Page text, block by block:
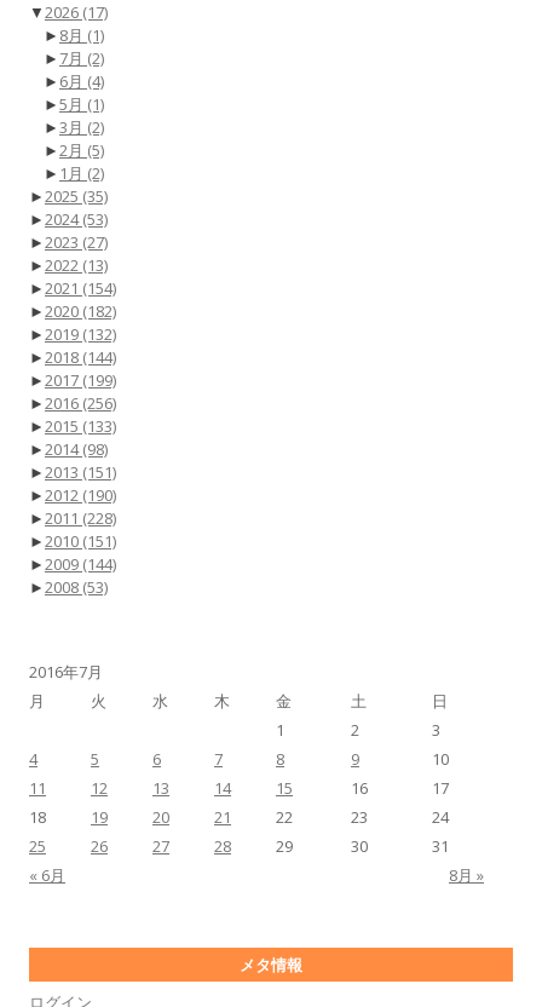
▼2026 (17)
► 8月 (1)
► 7月 (2)
► 6月 (4)
►5月 (1)
►3月 (2)
►2月 (5)
► 1月 (2)
►2025 (35)
►2024(53)
►2023 (27)
►2022 (13)
►2021 (154)
►2020 (182)
►2019 (132)
►2018 (144)
►2017 (199)
►2016 (256)
►2015 (133)
►2014(98)
►2013 (151)
►2012 (190)
►2011 (228)
►2010 (151)
►2009 (144)
►2008 (53)
2016年7月
月
火 水 木 金 土 日
« 6月 8月 »
1 2
3
4
5 6 7 8 9
10
11
12 13 14 15 16
17
18
19 20 21 22 23
24
25
26 27 28 29 30 31
メタ情報
ログイン